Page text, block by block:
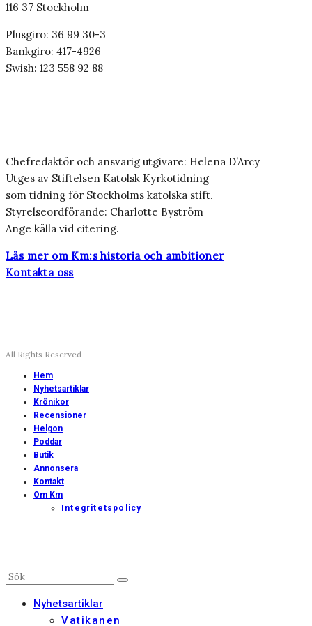
116 37 Stockholm
Plusgiro: 36 99 30-3
Bankgiro: 417-4926
Swish: 123 558 92 88
Chefredaktör och ansvarig utgivare: Helena D’Arcy
Utges av Stiftelsen Katolsk Kyrkotidning
som tidning för Stockholms katolska stift.
Styrelseordförande: Charlotte Byström
Ange källa vid citering.
Läs mer om Km:s historia och ambitioner
Kontakta oss
All Rights Reserved
Hem
Nyhetsartiklar
Krönikor
Recensioner
Helgon
Poddar
Butik
Annonsera
Kontakt
Om Km
Integritetspolicy
Nyhetsartiklar
Vatikanen